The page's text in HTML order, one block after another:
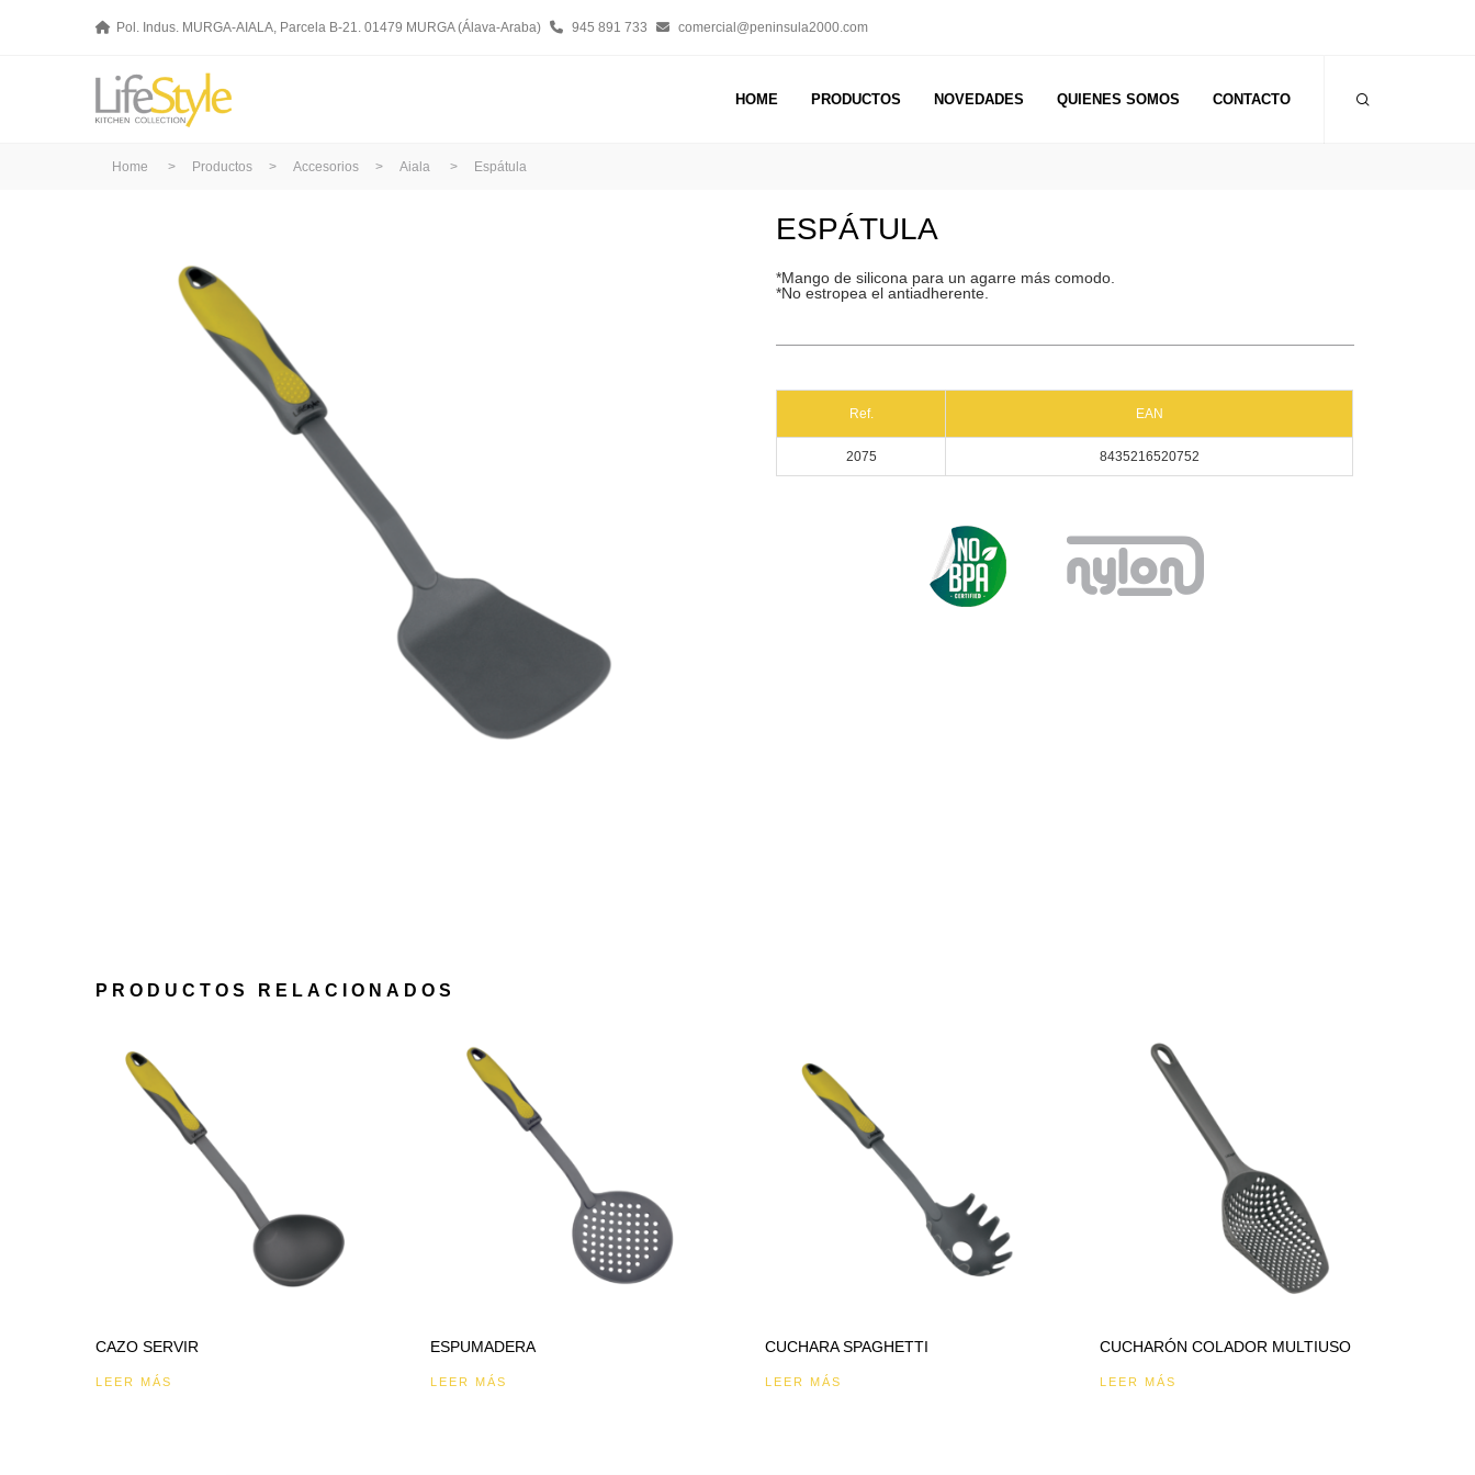
Pol. Indus. MURGA-AIALA, Parcela B-21. 01479 MURGA (Álava-Araba) 945 891 733 comercial@peninsula2000.com
HOME PRODUCTOS NOVEDADES QUIENES SOMOS CONTACTO
Home > Productos > Accesorios > Aiala > Espátula
ESPÁTULA
*Mango de silicona para un agarre más comodo.
*No estropea el antiadherente.
Ref. EAN
2075 8435216520752
PRODUCTOS RELACIONADOS
CAZO SERVIR
LEER MÁS
ESPUMADERA
LEER MÁS
CUCHARA SPAGHETTI
LEER MÁS
CUCHARÓN COLADOR MULTIUSO
LEER MÁS